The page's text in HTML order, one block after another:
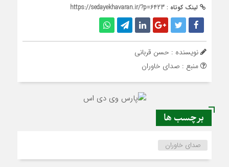
لینک کوتاه : https://sedayekhavaran.ir/?p=6423
نویسنده : حسن قربانی
منبع : صدای خاوران
برچسب ها
صدای خاوران